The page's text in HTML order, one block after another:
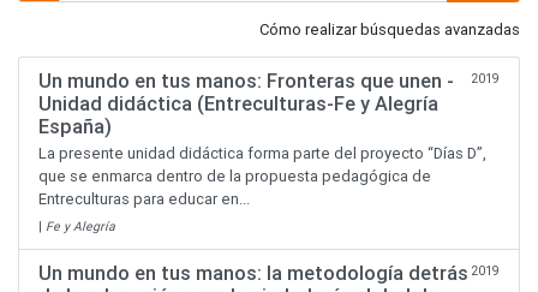
Cómo realizar búsquedas avanzadas
Un mundo en tus manos: Fronteras que unen -
Unidad didáctica (Entreculturas-Fe y Alegría
España)
2019
La presente unidad didáctica forma parte del proyecto “Días D”,
que se enmarca dentro de la propuesta pedagógica de
Entreculturas para educar en...
| Fe y Alegría
Un mundo en tus manos: la metodología detrás 2019